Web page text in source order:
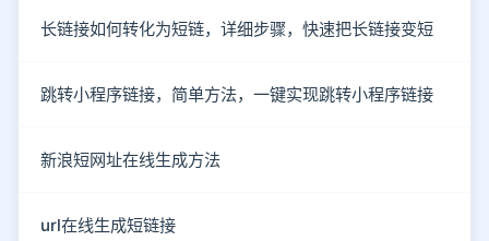
长链接如何转化为短链，详细步骤，快速把长链接变短
跳转小程序链接，简单方法，一键实现跳转小程序链接
新浪短网址在线生成方法
url在线生成短链接